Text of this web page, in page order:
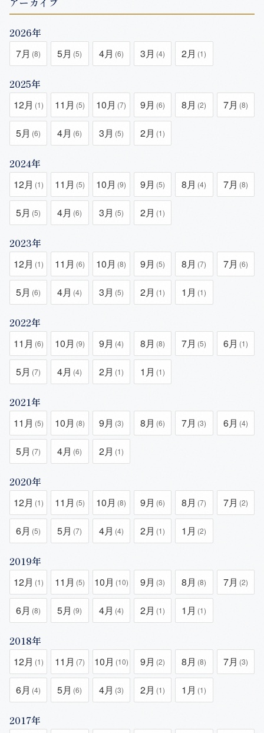
2026年
7月 (8) 5月 (5) 4月 (6) 3月 (4) 2月 (1)
2025年
12月 (1) 11月 (5) 10月 (7) 9月 (6) 8月 (2) 7月 (8)
5月 (6) 4月 (6) 3月 (5) 2月 (1)
2024年
12月 (1) 11月 (5) 10月 (9) 9月 (5) 8月 (4) 7月 (8)
5月 (5) 4月 (6) 3月 (5) 2月 (1)
2023年
12月 (1) 11月 (6) 10月 (8) 9月 (5) 8月 (7) 7月 (6)
5月 (6) 4月 (4) 3月 (5) 2月 (1) 1月 (1)
2022年
11月 (6) 10月 (9) 9月 (4) 8月 (8) 7月 (5) 6月 (1)
5月 (7) 4月 (4) 2月 (1) 1月 (1)
2021年
11月 (5) 10月 (8) 9月 (3) 8月 (6) 7月 (3) 6月 (4)
5月 (7) 4月 (6) 2月 (1)
2020年
12月 (1) 11月 (5) 10月 (8) 9月 (6) 8月 (7) 7月 (2)
6月 (5) 5月 (7) 4月 (4) 2月 (1) 1月 (2)
2019年
12月 (1) 11月 (5) 10月 (10) 9月 (3) 8月 (8) 7月 (2)
6月 (8) 5月 (9) 4月 (4) 2月 (1) 1月 (1)
2018年
12月 (1) 11月 (7) 10月 (10) 9月 (2) 8月 (8) 7月 (3)
6月 (4) 5月 (6) 4月 (3) 2月 (1) 1月 (1)
2017年